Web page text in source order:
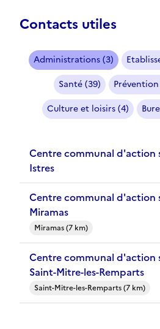
Contacts utiles
Administrations (3)
Santé (39)
Culture et loisirs (4)
Centre communal d'action sociale (CCAS) -
Istres
Centre communal d'action sociale (CCAS) -
Miramas
Miramas (7 km)
Centre communal d'action sociale (CCAS) -
Saint-Mitre-les-Remparts
Saint-Mitre-les-Remparts (7 km)